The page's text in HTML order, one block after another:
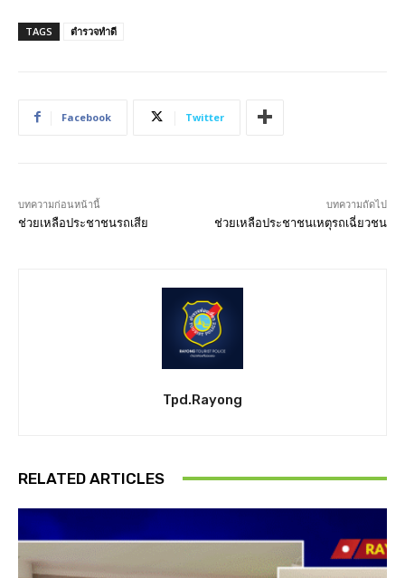
TAGS ตำรวจทำดี
Facebook Twitter
บทความก่อนหน้านี้
ช่วยเหลือประชาชนรถเสีย
บทความถัดไป
ช่วยเหลือประชาชนเหตุรถเฉี่ยวชน
Tpd.rayong
RELATED ARTICLES